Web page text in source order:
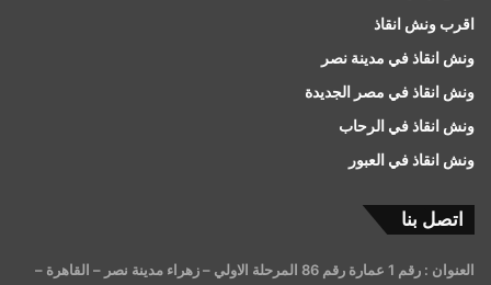
اقرب ونش انقاذ
ونش انقاذ في مدينة نصر
ونش انقاذ في مصر الجديدة
ونش انقاذ في الرحاب
ونش انقاذ في العبور
اتصل بنا
العنوان : رقم 1 عمارة رقم 86 المرحلة الاولي – زهراء مدينة نصر – القاهرة –